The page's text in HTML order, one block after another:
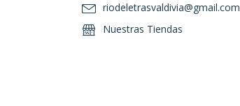
riodeletrasvaldivia@gmail.com
Nuestras Tiendas